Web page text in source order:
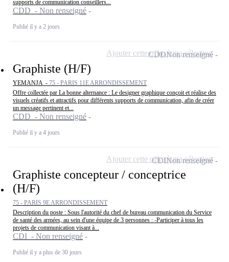
supports de communication conseillers...
CDD - Non renseigné
Publié il y a 2 jours
Graphiste (H/F)
YEMANJA - 75 - PARIS 11E ARRONDISSEMENT
Offre collectée par La bonne alternance : Le designer graphique conçoit et réalise des
visuels créatifs et attractifs pour différents supports de communication, afin de créer
un message pertinent et...
CDD - Non renseigné
Publié il y a 4 jours
CDDNon renseigné
Ajouter cette offre à ma sélection
Graphiste concepteur / conceptrice
(H/F)
75 - PARIS 9E ARRONDISSEMENT
Description du poste : Sous l'autorité du chef de bureau communication du Service
de santé des armées, au sein d'une équipe de 3 personnes : -Participer à tous les
projets de communication visant à...
CDI - Non renseigné
Publié il y a plus de 30 jours
CDINon renseigné
Ajouter cette offre à ma sélection